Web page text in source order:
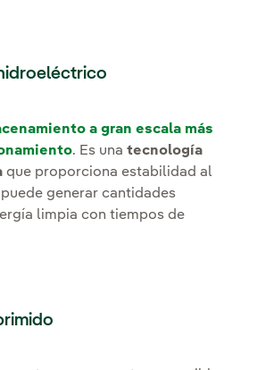
a gran escala más
. Es una tecnología
que proporciona estabilidad al
generar cantidades
limpia con tiempos de